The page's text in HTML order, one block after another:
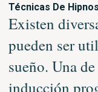
Técnicas De
Existen
pueden ser
sueño. Una
inducción